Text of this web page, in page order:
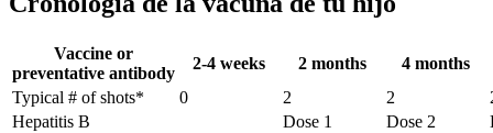
Vaccine or
preventative antibody
2-4 weeks 2 months
4 months
Typical # of shots*
0 2 2
Hepatitis B
Dose 1 Dose 2